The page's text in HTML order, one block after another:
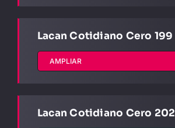
Lacan Cotidiano Cero 199
AMPLIAR
Lacan Cotidiano Cero 202